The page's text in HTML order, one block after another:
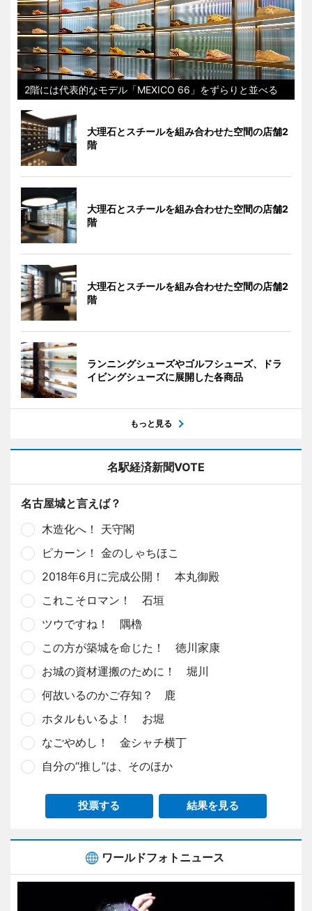
2階には代表的なモデル「MEXICO 66」をずらりと並べる
大理石とスチールを組み合わせた空間の店舗2
階
大理石とスチールを組み合わせた空間の店舗2
階
大理石とスチールを組み合わせた空間の店舗2
階
ランニングシューズやゴルフシューズ、ドラ
イビングシューズに展開した各商品
もっと見る
名駅経済新聞VOTE
名古屋城と言えば？
木造化へ！ 天守閣
ピカーン！ 金のしゃちほこ
2018年6月に完成公開！ 本丸御殿
これこそロマン！ 石垣
ツウですね！ 隅櫓
この方が築城を命じた！ 徳川家康
お城の資材運搬のために！ 堀川
何故いるのかご存知？ 鹿
ホタルもいるよ！ お堀
なごやめし！ 金シャチ横丁
自分の“推し”は、そのほか
投票する 結果を見る
ワールドフォトニュース